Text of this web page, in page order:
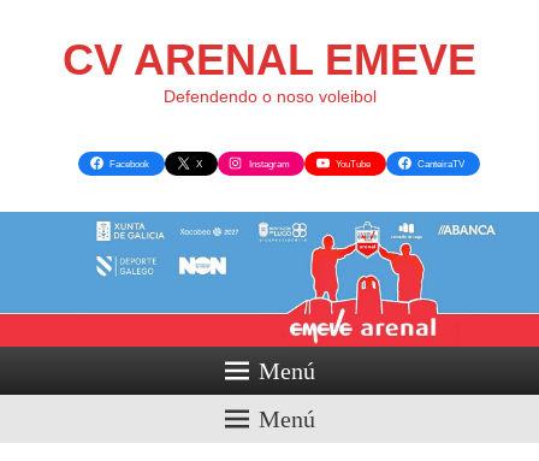
CV ARENAL EMEVE
Defendendo o noso voleibol
Facebook X Instagram YouTube CanteiraTV
Menú
Menú